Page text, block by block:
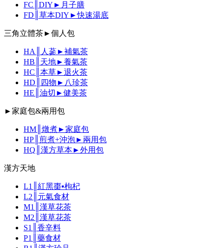
FC║DIY►月子膳
FD║草本DIY►快速湯底
三角立體茶►個人包
HA║人蔘►補氣茶
HB║天地►養氣茶
HC║本草►退火茶
HD║四物►八珍茶
HE║油切►健美茶
►家庭包&兩用包
HM║燉煮►家庭包
HP║煎煮+沖泡►兩用包
HQ║漢方草本►外用包
漢方天地
L1║紅黑棗▪枸杞
L2║元氣食材
M1║漢草花茶
M2║漢草花茶
S1║香辛料
P1║藥食材